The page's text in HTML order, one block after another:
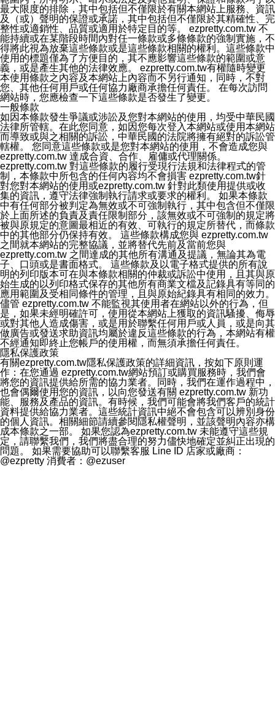
最大限度的排除，其中包括但不僅限於有關本網站上服務、資訊
及（或）聲明的保證或承諾，其中包括但不僅限於其精確性、完
整性或適銷性、品質或適用於特定目的等。 ezpretty.com.tw 不
能持續或在某階段時間內對任一條款或多條條款的強制實施，不
得將此視為放棄這些條款或是這些條款相關的權利。這些條款中
使用的標題僅為了方便目的，其不應影響這些條款的範圍或意
義，或是產生其他的法律效應。 ezpretty.com.tw有權隨時變更
本使用條款之內容及本網站上內容而不另行通知，同時，不對
您、其他任何用戶或任何協力廠商承擔任何責任。 在每次訪問
網站時，您應檢查一下這些條款是否發生了變更。
一般條款
如因本條款發生爭議或涉訟及您對本網站的使用，均受中華民國
法律所管轄。在此您同意，如因您每次登入本網站或使用本網站
而導致或與之相關的訴訟，中華民國的法院將擁有絕對的訴訟管
轄權。 您同意這些條款或是您對本網站的使用，不會造成您與
ezpretty.com.tw 達成合資、合作、雇傭或代理關係。
ezpretty.com.tw 對這些條款的履行受現行法規和法律程式的管
制，本條款中所包含的任何內容均不會損害 ezpretty.com.tw針
對您對本網站的使用或ezpretty.com.tw 針對此類使用提供或收
集的資訊，遵守法律強制執行請求或要求的權利。 如果本條款
中有任何部分被判定為無效或不可強制執行，其中包含但不僅限
於上面所述的負責及責任限制部分，該無效或不可強制的規定將
被與原規定的意圖最相近的有效、可執行的規定所替代，而條款
中的其他部分仍保持有效。 這些條款構成您與 ezpretty.com.tw
之間就本網站的完整協議，並將替代先前及當前您與
ezpretty.com.tw 之間達成的其他所有溝通及提議，無論其為電
子、口頭或是書面格式。 這些條款及以電子格式提供的所有說
明的列印版本可在與本條款相關的仲裁或訴訟中使用，且其與原
始生成的以列印格式保存的其他所有商業文檔及記錄具有等同的
應用範圍及受相同條件的管理，且與原始紀錄具有相同的效力。
儘管 ezpretty.com.tw 不能監視其使用者在網站以外的行為，但
是，如果未經明確許可，使用從本網站上獲取的資訊騷擾、侮辱
或對其他人造成傷害，或是用於聯繫任何用戶或人員，或是向其
做廣告或發送求助資訊均屬於違反這些條款的行為，本網站有權
不經通知即終止您帳戶的使用權，而無須承擔任何責任。
隱私保護政策
有關ezpretty.com.tw隱私保護政策的詳細資訊，按如下原則運
作：在您通過 ezpretty.com.tw網站預訂或購買服務時，我們會
將您的資訊提供給所需的協力業者。同時，我們在運作過程中，
也會偶爾使用您的資訊，以向您發送有關 ezpretty.com.tw 新功
能、服務及產品的資訊。有時候，我們可能會將我們客戶的統計
資料提供給協力業者。這些統計資訊中絕不會包含可以辨別身份
的個人資訊。相關細節請續參閱隱私權聲明，並該聲明內容亦構
成本條款之一部。 如果您認為ezpretty.com.tw 未能遵守這些規
定，請聯繫我們，我們將盡合理的努力儘快地確定並糾正出現的
問題。 如果需要協助可以聯繫客服 Line ID 店家或廠商：
@ezpretty 消費者：@ezuser